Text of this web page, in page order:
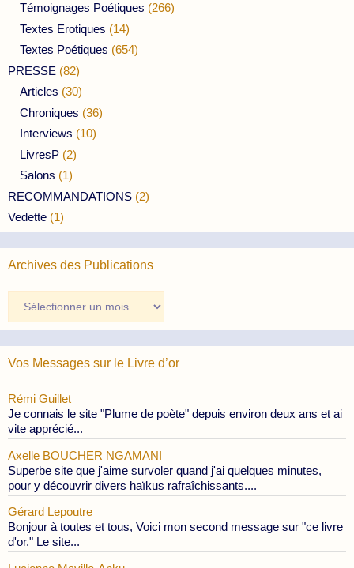
Témoignages Poétiques (266)
Textes Erotiques (14)
Textes Poétiques (654)
PRESSE (82)
Articles (30)
Chroniques (36)
Interviews (10)
LivresP (2)
Salons (1)
RECOMMANDATIONS (2)
Vedette (1)
Archives des Publications
des
Publications
Vos Messages sur le Livre d’or
Rémi Guillet
Je connais le site "Plume de poète" depuis environ deux ans et ai
vite apprécié...
Axelle BOUCHER NGAMANI
Superbe site que j'aime survoler quand j'ai quelques minutes,
pour y découvrir divers haïkus rafraîchissants....
Gérard Lepoutre
Bonjour à toutes et tous, Voici mon second message sur "ce livre
d'or." Le site...